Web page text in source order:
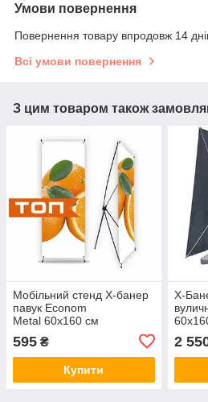
Умови повернення
Повернення товару впродовж 14
Всі умови повернення
З цим товаром також
Мобільний стенд X-банер
павук Econom
Metal 60x160 см
595 ₴
Купити
X-
2